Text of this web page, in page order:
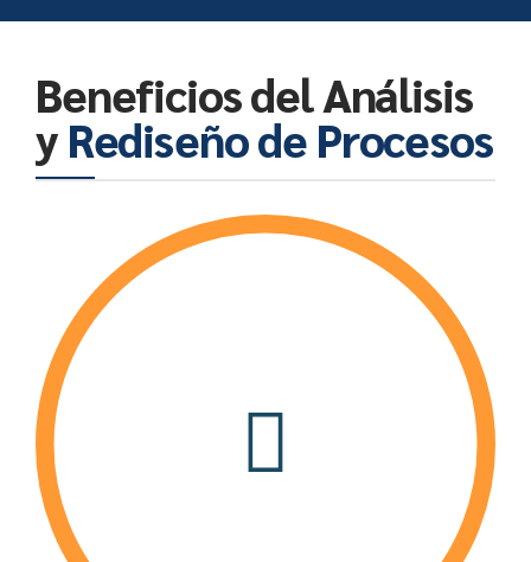
Beneficios del Análisis
y Rediseño de Procesos